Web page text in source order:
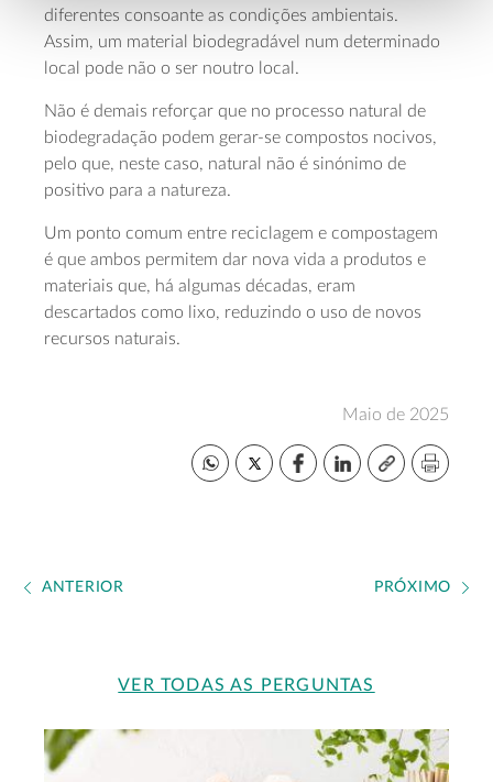
diferentes consoante as condições ambientais.
Assim, um material biodegradável num determinado
local pode não o ser noutro local.
Não é demais reforçar que no processo natural de
biodegradação podem gerar-se compostos nocivos,
pelo que, neste caso, natural não é sinónimo de
positivo para a natureza.
Um ponto comum entre reciclagem e compostagem
é que ambos permitem dar nova vida a produtos e
materiais que, há algumas décadas, eram
descartados como lixo, reduzindo o uso de novos
recursos naturais.
Maio de 2025
ANTERIOR PRÓXIMO
VER TODAS AS PERGUNTAS